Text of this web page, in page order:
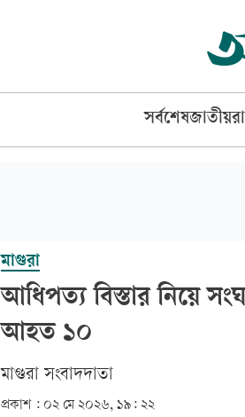
সর্বশেষজাতীয়
মাগুরা
আধিপত্য বিস্তার নিয়ে
আহত ১০
মাগুরা সংবাদদাতা
প্রকাশ : ০২ মে ২০২৬, ১৯: ২২